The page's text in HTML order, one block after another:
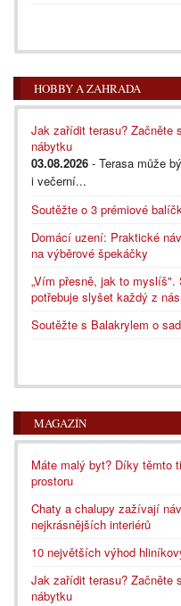
HOBBY A ZAHRADA
Jak zařídit terasu? Začněte
nábytku
03.08.2026 - Terasa může
i večerní...
Soutěžte o 3 prémiové
Domácí uzení: Praktické
na výběrové špekáčky
„Vím přesně, jak to
potřebuje slyšet každý z nás
Soutěžte s Balakrylem o
MAGAZÍN
Máte malý byt? Díky těmto
prostoru
Chaty a chalupy zažívají
nejkrásnějších interiérů
10 největších výhod
Jak zařídit terasu? Začněte
nábytku